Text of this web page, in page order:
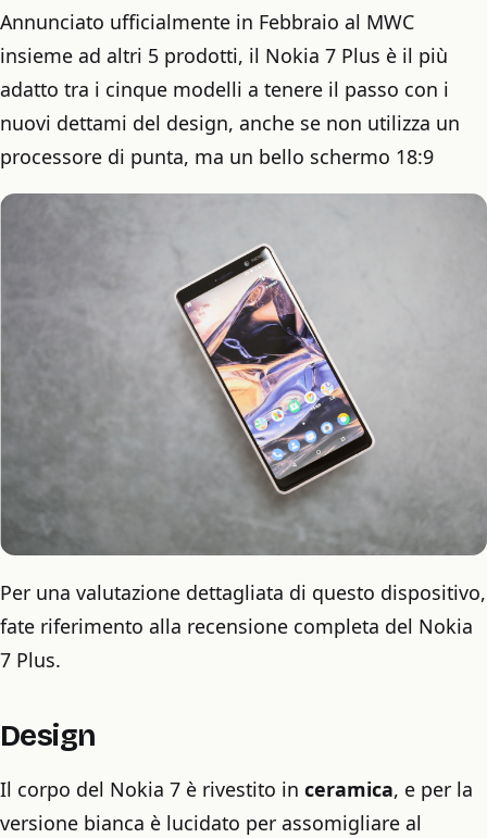
Annunciato ufficialmente in Febbraio al MWC
insieme ad altri 5 prodotti, il Nokia 7 Plus è il più
adatto tra i cinque modelli a tenere il passo con i
nuovi dettami del design, anche se non utilizza un
processore di punta, ma un bello schermo 18:9
Per una valutazione dettagliata di questo dispositivo,
fate riferimento alla recensione completa del Nokia
7 Plus.
Design
Il corpo del Nokia 7 è rivestito in ceramica, e per la
versione bianca è lucidato per assomigliare al